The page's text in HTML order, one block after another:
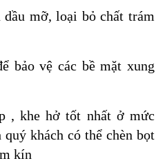
dầu mỡ, loại bỏ chất trám
bảo vệ các bề mặt xung
, khe hở tốt nhất ở mức
khách có thể chèn bọt
kín